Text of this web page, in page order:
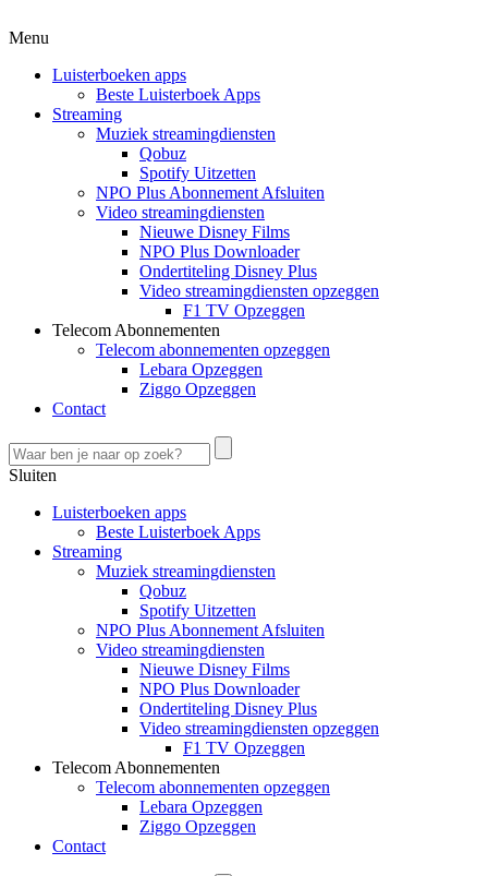
Menu
Luisterboeken apps
Beste Luisterboek Apps
Streaming
Muziek streamingdiensten
Qobuz
Spotify Uitzetten
NPO Plus Abonnement Afsluiten
Video streamingdiensten
Nieuwe Disney Films
NPO Plus Downloader
Ondertiteling Disney Plus
Video streamingdiensten opzeggen
F1 TV Opzeggen
Telecom Abonnementen
Telecom abonnementen opzeggen
Lebara Opzeggen
Ziggo Opzeggen
Contact
Sluiten
Luisterboeken apps
Beste Luisterboek Apps
Streaming
Muziek streamingdiensten
Qobuz
Spotify Uitzetten
NPO Plus Abonnement Afsluiten
Video streamingdiensten
Nieuwe Disney Films
NPO Plus Downloader
Ondertiteling Disney Plus
Video streamingdiensten opzeggen
F1 TV Opzeggen
Telecom Abonnementen
Telecom abonnementen opzeggen
Lebara Opzeggen
Ziggo Opzeggen
Contact